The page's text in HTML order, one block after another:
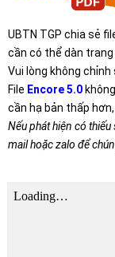
UBTN TGP chia sẻ
cần có thể dàn trang
Vui lòng không
File Encore 5.0
cần hạ bản thấp
Nếu phát hiện có
mail hoặc zalo để